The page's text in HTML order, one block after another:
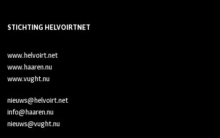
STICHTING HELVOIRTNET
www.helvoirt.net
www.haaren.nu
www.vught.nu
nieuws@helvoirt.net
info@haaren.nu
nieuws@vught.nu